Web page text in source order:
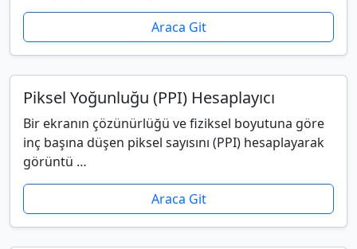
Araca Git
Piksel Yoğunluğu (PPI) Hesaplayıcı
Bir ekranın çözünürlüğü ve fiziksel boyutuna göre
inç başına düşen piksel sayısını (PPI) hesaplayarak
görüntü …
Araca Git